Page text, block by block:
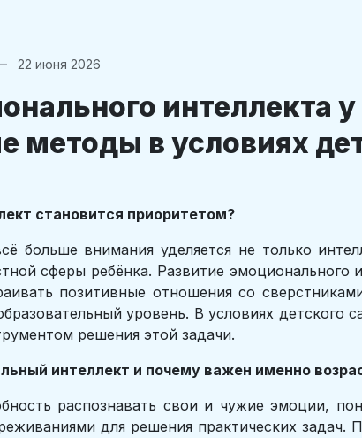
22 июня 2026
интеллекта
методы в условиях
становится приоритетом?
больше внимания уделяется не только
сферы ребёнка. Развитие эмоционального
позитивные отношения со
уровень. В условиях детского
решения этой задачи.
интеллект и почему важен именно
распознавать свои и чужие эмоции,
для решения практических задач.